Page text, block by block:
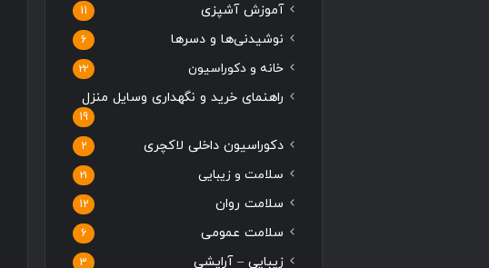
آموزش آشپزی 11
نوشیدنی‌ها و دسرها 6
خانه و دکوراسیون 22
راهنمای خرید و نگهداری وسایل منزل
19
دکوراسیون داخلی لاکچری 2
سلامت و زیبایی 21
سلامت روان 12
سلامت عمومی 6
زیبایی – آرایشی 3